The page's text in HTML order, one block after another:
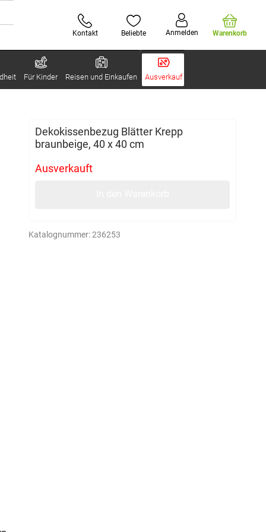
Kontakt Beliebte Anmelden Warenkorb
Für Kinder Reisen und Einkaufen Ausverkauf
Dekokissenbezug Blätter Krepp
braunbeige, 40 x 40 cm
Ausverkauft
Katalognummer:236253